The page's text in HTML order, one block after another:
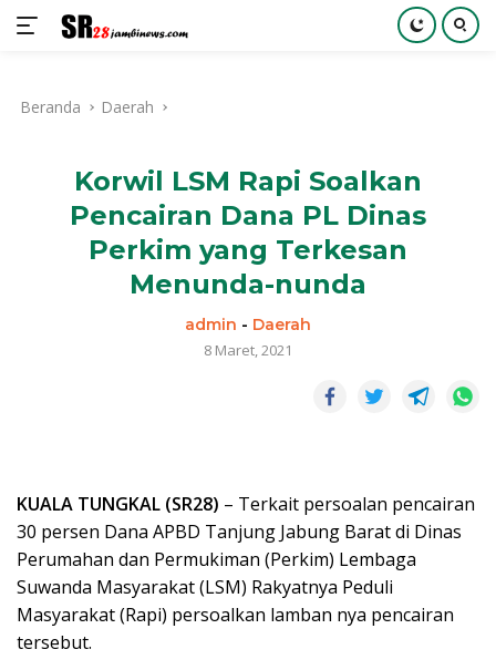
kontenBeranda Daerah
Korwil LSM Rapi Soalkan
Pencairan Dana PL Dinas
Perkim yang Terkesan
Menunda-nunda
admin - Daerah
8 Maret, 2021
KUALA TUNGKAL (SR28) – Terkait persoalan pencairan
30 persen Dana APBD Tanjung Jabung Barat di Dinas
Perumahan dan Permukiman (Perkim) Lembaga
Suwanda Masyarakat (LSM) Rakyatnya Peduli
Masyarakat (Rapi) persoalkan lamban nya pencairan
tersebut.